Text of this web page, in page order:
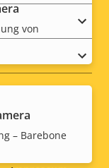
von
– Barebone